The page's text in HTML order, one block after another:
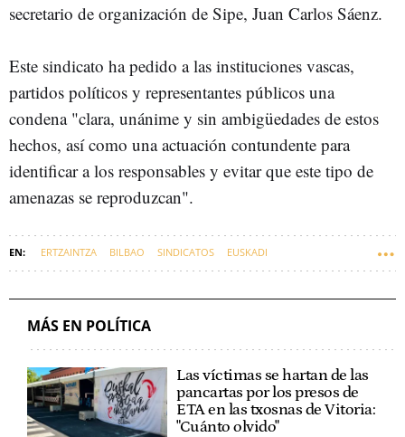
secretario de organización de Sipe, Juan Carlos Sáenz.
Este sindicato ha pedido a las instituciones vascas,
partidos políticos y representantes públicos una
condena "clara, unánime y sin ambigüedades de estos
hechos, así como una actuación contundente para
identificar a los responsables y evitar que este tipo de
amenazas se reproduzcan".
ERTZAINTZA BILBAO SINDICATOS EUSKADI
MÁS EN POLÍTICA
Las víctimas se hartan de las
pancartas por los presos de
ETA en las txosnas de Vitoria:
"Cuánto olvido"